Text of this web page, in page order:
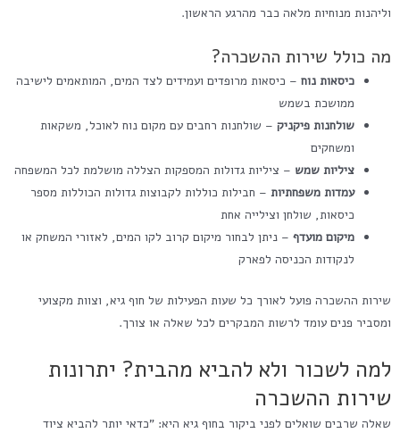
וליהנות מנוחיות מלאה כבר מהרגע הראשון.
מה כולל שירות ההשכרה?
כיסאות נוח – כיסאות מרופדים ועמידים לצד המים, המותאמים לישיבה
ממושכת בשמש
שולחנות פיקניק – שולחנות רחבים עם מקום נוח לאוכל, משקאות
ומשחקים
ציליות שמש – ציליות גדולות המספקות הצללה מושלמת לכל המשפחה
עמדות משפחתיות – חבילות כוללות לקבוצות גדולות הכוללות מספר
כיסאות, שולחן וצילייה אחת
מיקום מועדף – ניתן לבחור מיקום קרוב לקו המים, לאזורי המשחק או
לנקודות הכניסה לפארק
שירות ההשכרה פועל לאורך כל שעות הפעילות של חוף גיא, וצוות מקצועי
ומסביר פנים עומד לרשות המבקרים לכל שאלה או צורך.
למה לשכור ולא להביא מהבית? יתרונות
שירות ההשכרה
שאלה שרבים שואלים לפני ביקור בחוף גיא היא: "כדאי יותר להביא ציוד